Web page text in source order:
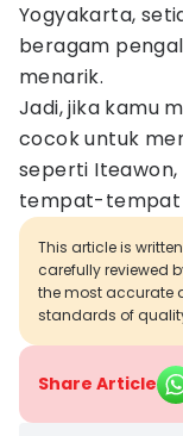
Yogyakarta,
beragam
menarik.
Jadi, jika kamu
cocok untuk
seperti
tempat-tempat
This article is
carefully reviewed
the most accurate
standards of
Share Article